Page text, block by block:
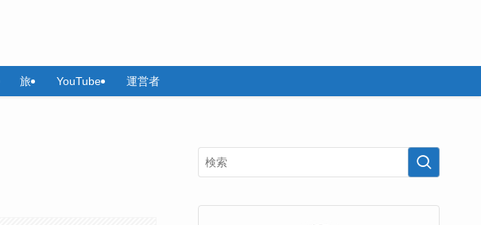
旅 YouTube 運営者